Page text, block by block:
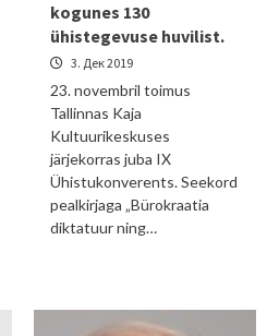
kogunes 130
ühistegevuse huvilist.
3. Дек 2019
23. novembril toimus
Tallinnas Kaja
Kultuurikeskuses
järjekorras juba IX
Ühistukonverents. Seekord
pealkirjaga „Bürokraatia
diktatuur ning…